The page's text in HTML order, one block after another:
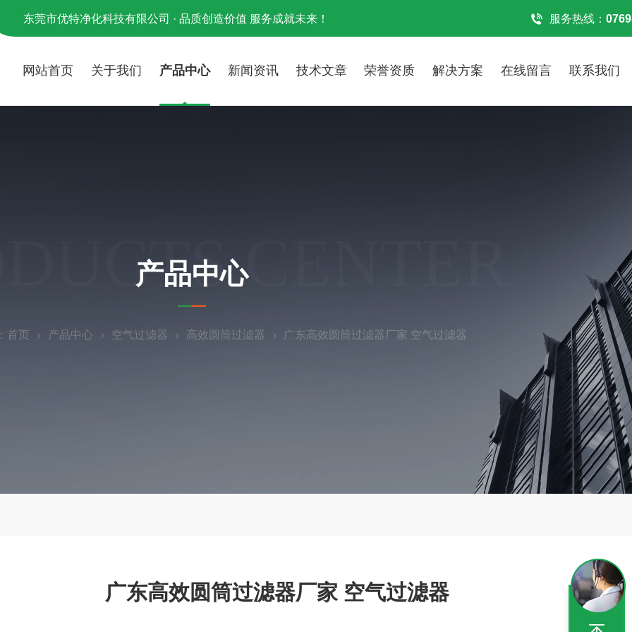
东莞市优特净化科技有限公司 · 品质创造价值 服务成就未来！ 服务热线：
网站首页 关于我们 产品中心 新闻资讯 技术文章 荣誉资质 解决方案 在线留言 联系我们
CENTER
产品中心
首页 产品中心 空气过滤器 高效圆筒过滤器 广东高效圆筒过滤器厂家 空气过滤器
广东高效圆筒过滤器厂家 空气过滤器